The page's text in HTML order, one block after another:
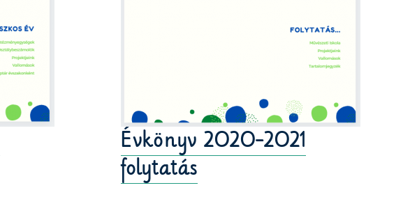
Évkönyv 2020-2021
folytatás